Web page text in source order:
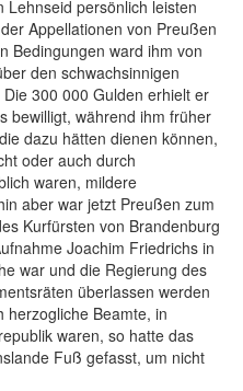
persönlich leisten
Appellationen von Preußen
Bedingungen ward ihm von
den schwachsinnigen
300 000 Gulden erhielt er
bewilligt, während ihm früher
dazu hätten dienen können,
oder auch durch
waren, mildere
aber war jetzt Preußen zum
Kurfürsten von Brandenburg
Joachim Friedrichs in
war und die Regierung des
überlassen werden
herzogliche Beamte, in
waren, so hatte das
Fuß gefasst, um nicht